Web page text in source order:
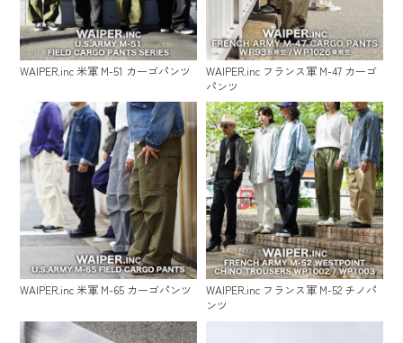
WAIPER.inc 米軍 M-51 カーゴパンツ
WAIPER.inc フランス軍 M-47 カーゴ
パンツ
WAIPER.inc 米軍 M-65 カーゴパンツ
WAIPER.inc フランス軍 M-52 チノパ
ンツ